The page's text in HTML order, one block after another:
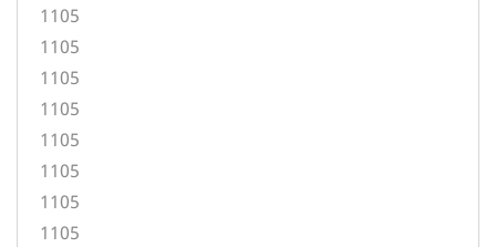
1105
1105
1105
1105
1105
1105
1105
1105